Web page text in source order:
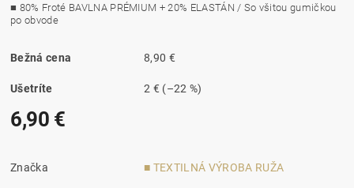
■ 80% Froté BAVLNA PRÉMIUM + 20% ELASTÁN / So všitou gumičkou
po obvode
Bežná cena 8,90 €
Ušetríte 2 € (–22 %)
6,90 €
Značka ■ TEXTILNÁ VÝROBA RUŽA